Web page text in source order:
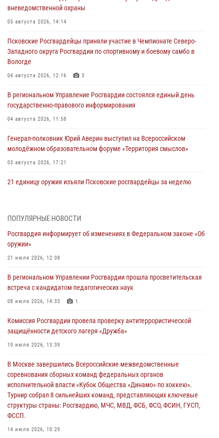
вневедомственной охраны
05 августа 2026, 14:14
Псковские Росгвардейцы приняли участие в Чемпионате Северо-
Западного округа Росгвардии по спортивному и боевому самбо в
Вологде
04 августа 2026, 12:16 3
В региональном Управление Росгвардии состоялся единый день
государственно-правового информирования
04 августа 2026, 11:58
Генерал-полковник Юрий Аверин выступил на Всероссийском
молодёжном образовательном форуме «Территория смыслов»
03 августа 2026, 17:21
21 единицу оружия изъяли Псковские росгвардейцы за неделю
Росгвардейцы принимают участие в обеспечении общественной
02 августа 2026, 13:28
За минувшие сутки Псковские росгвардейцы выезжали два раза на
31 июля 2026, 13:53
В Санкт-Петербурге прошел окружной этап ежегодного
сотрудников вневедомственной охраны Росгвардии, Псковские
Росгвардейцы одержали победу
30 июля 2026, 05:10
Псковская Росгвардия приглашает на службу в подразделениях
вневедомственной охраны
ПОПУЛЯРНЫЕ НОВОСТИ
Росгвардия информирует об изменениях в Федеральном законе «Об
оружии»
21 июля 2026, 12:08
В региональном Управлении Росгвардии прошла просветительская
встреча с кандидатом педагогических наук
08 июля 2026, 14:33 1
Комиссия Росгвардии провела проверку антитеррористической
защищённости детского лагеря «Дружба»
10 июля 2026, 13:39
В Москве завершились Всероссийские межведомственные
соревнования сборных команд федеральных органов
исполнительной власти «Кубок Общества «Динамо» по хоккею».
Турнир собрал 8 сильнейших команд, представляющих ключевые
структуры страны: Росгвардию, МЧС, МВД, ФСБ, ФСО, ФСИН, ГУСП,
ФССП.
14 июля 2026, 10:29